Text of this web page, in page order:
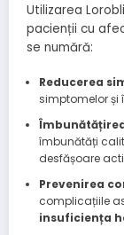
Utilizarea
pacienții cu
se numără:
Reducerea
simptomelor și
îmbunătăți
desfășoare
Prevenirea
complicațiile
insuficiența